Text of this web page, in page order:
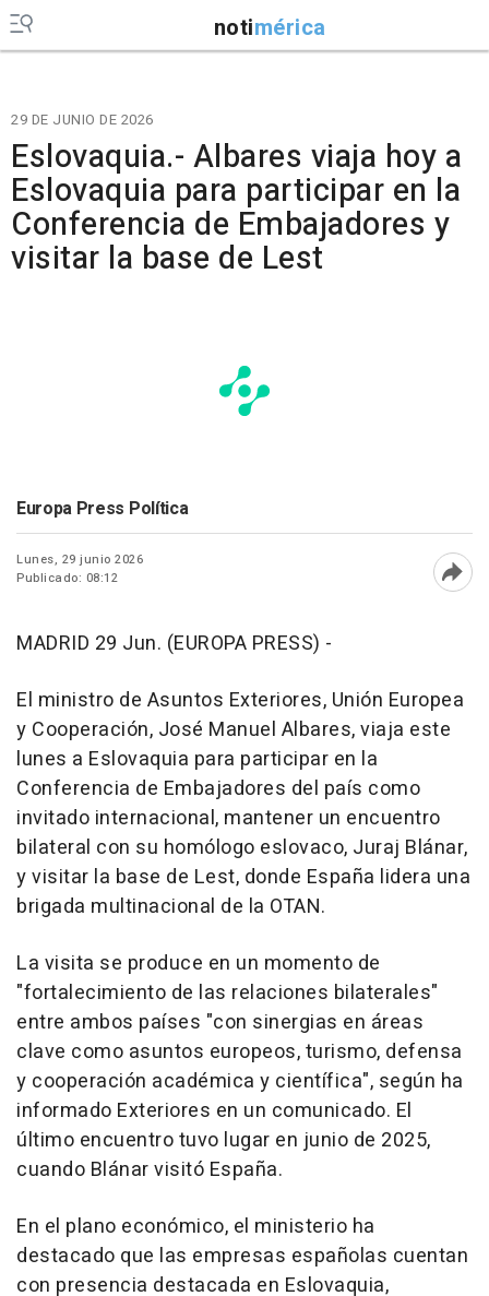
notimérica
29 DE JUNIO DE 2026
Eslovaquia.- Albares viaja hoy a
Eslovaquia para participar en la
Conferencia de Embajadores y
visitar la base de Lest
Europa Press Política
Lunes, 29 junio 2026
Publicado: 08:12
MADRID 29 Jun. (EUROPA PRESS) -
El ministro de Asuntos Exteriores, Unión Europea
y Cooperación, José Manuel Albares, viaja este
lunes a Eslovaquia para participar en la
Conferencia de Embajadores del país como
invitado internacional, mantener un encuentro
bilateral con su homólogo eslovaco, Juraj Blánar,
y visitar la base de Lest, donde España lidera una
brigada multinacional de la OTAN.
La visita se produce en un momento de
"fortalecimiento de las relaciones bilaterales"
entre ambos países "con sinergias en áreas
clave como asuntos europeos, turismo, defensa
y cooperación académica y científica", según ha
informado Exteriores en un comunicado. El
último encuentro tuvo lugar en junio de 2025,
cuando Blánar visitó España.
En el plano económico, el ministerio ha
destacado que las empresas españolas cuentan
con presencia destacada en Eslovaquia,